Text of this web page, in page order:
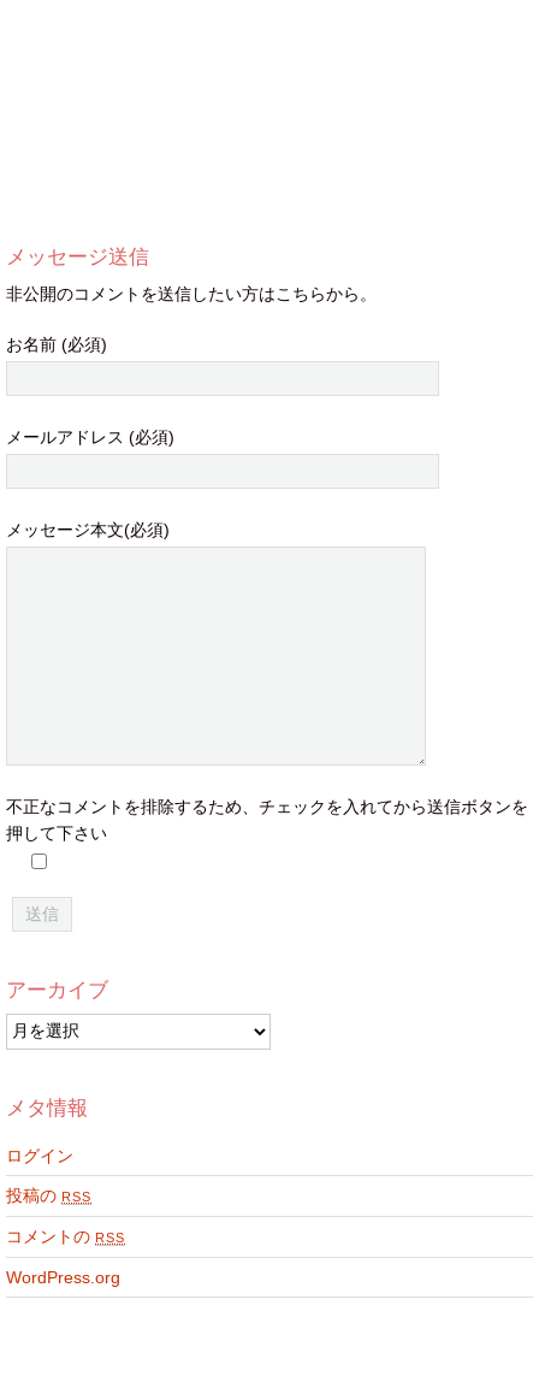
メッセージ送信
非公開のコメントを送信したい方はこちらから。
お名前 (必須)
メールアドレス (必須)
メッセージ本文(必須)
不正なコメントを排除するため、チェックを入れてから送信ボタンを
押して下さい
アーカイブ
ア
ー
イ
メタ情報
ログイン
投稿の RSS
コメントの RSS
WordPress.org